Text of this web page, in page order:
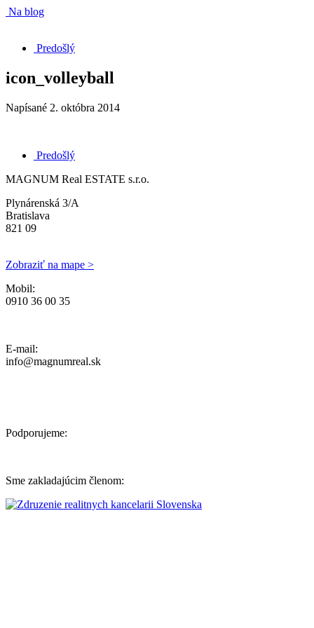
Na blog
Predošlý
icon_volleyball
Napísané 2. októbra 2014
Predošlý
MAGNUM Real ESTATE s.r.o.
Plynárenská 3/A
Bratislava
821 09
Zobraziť na mape >
Mobil:
0910 36 00 35
E-mail:
info@magnumreal.sk
Podporujeme:
Sme zakladajúcim členom: